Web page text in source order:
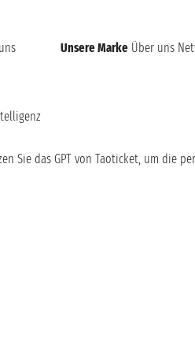
Unsere Marke Über uns
Sie das GPT von Taoticket, um die